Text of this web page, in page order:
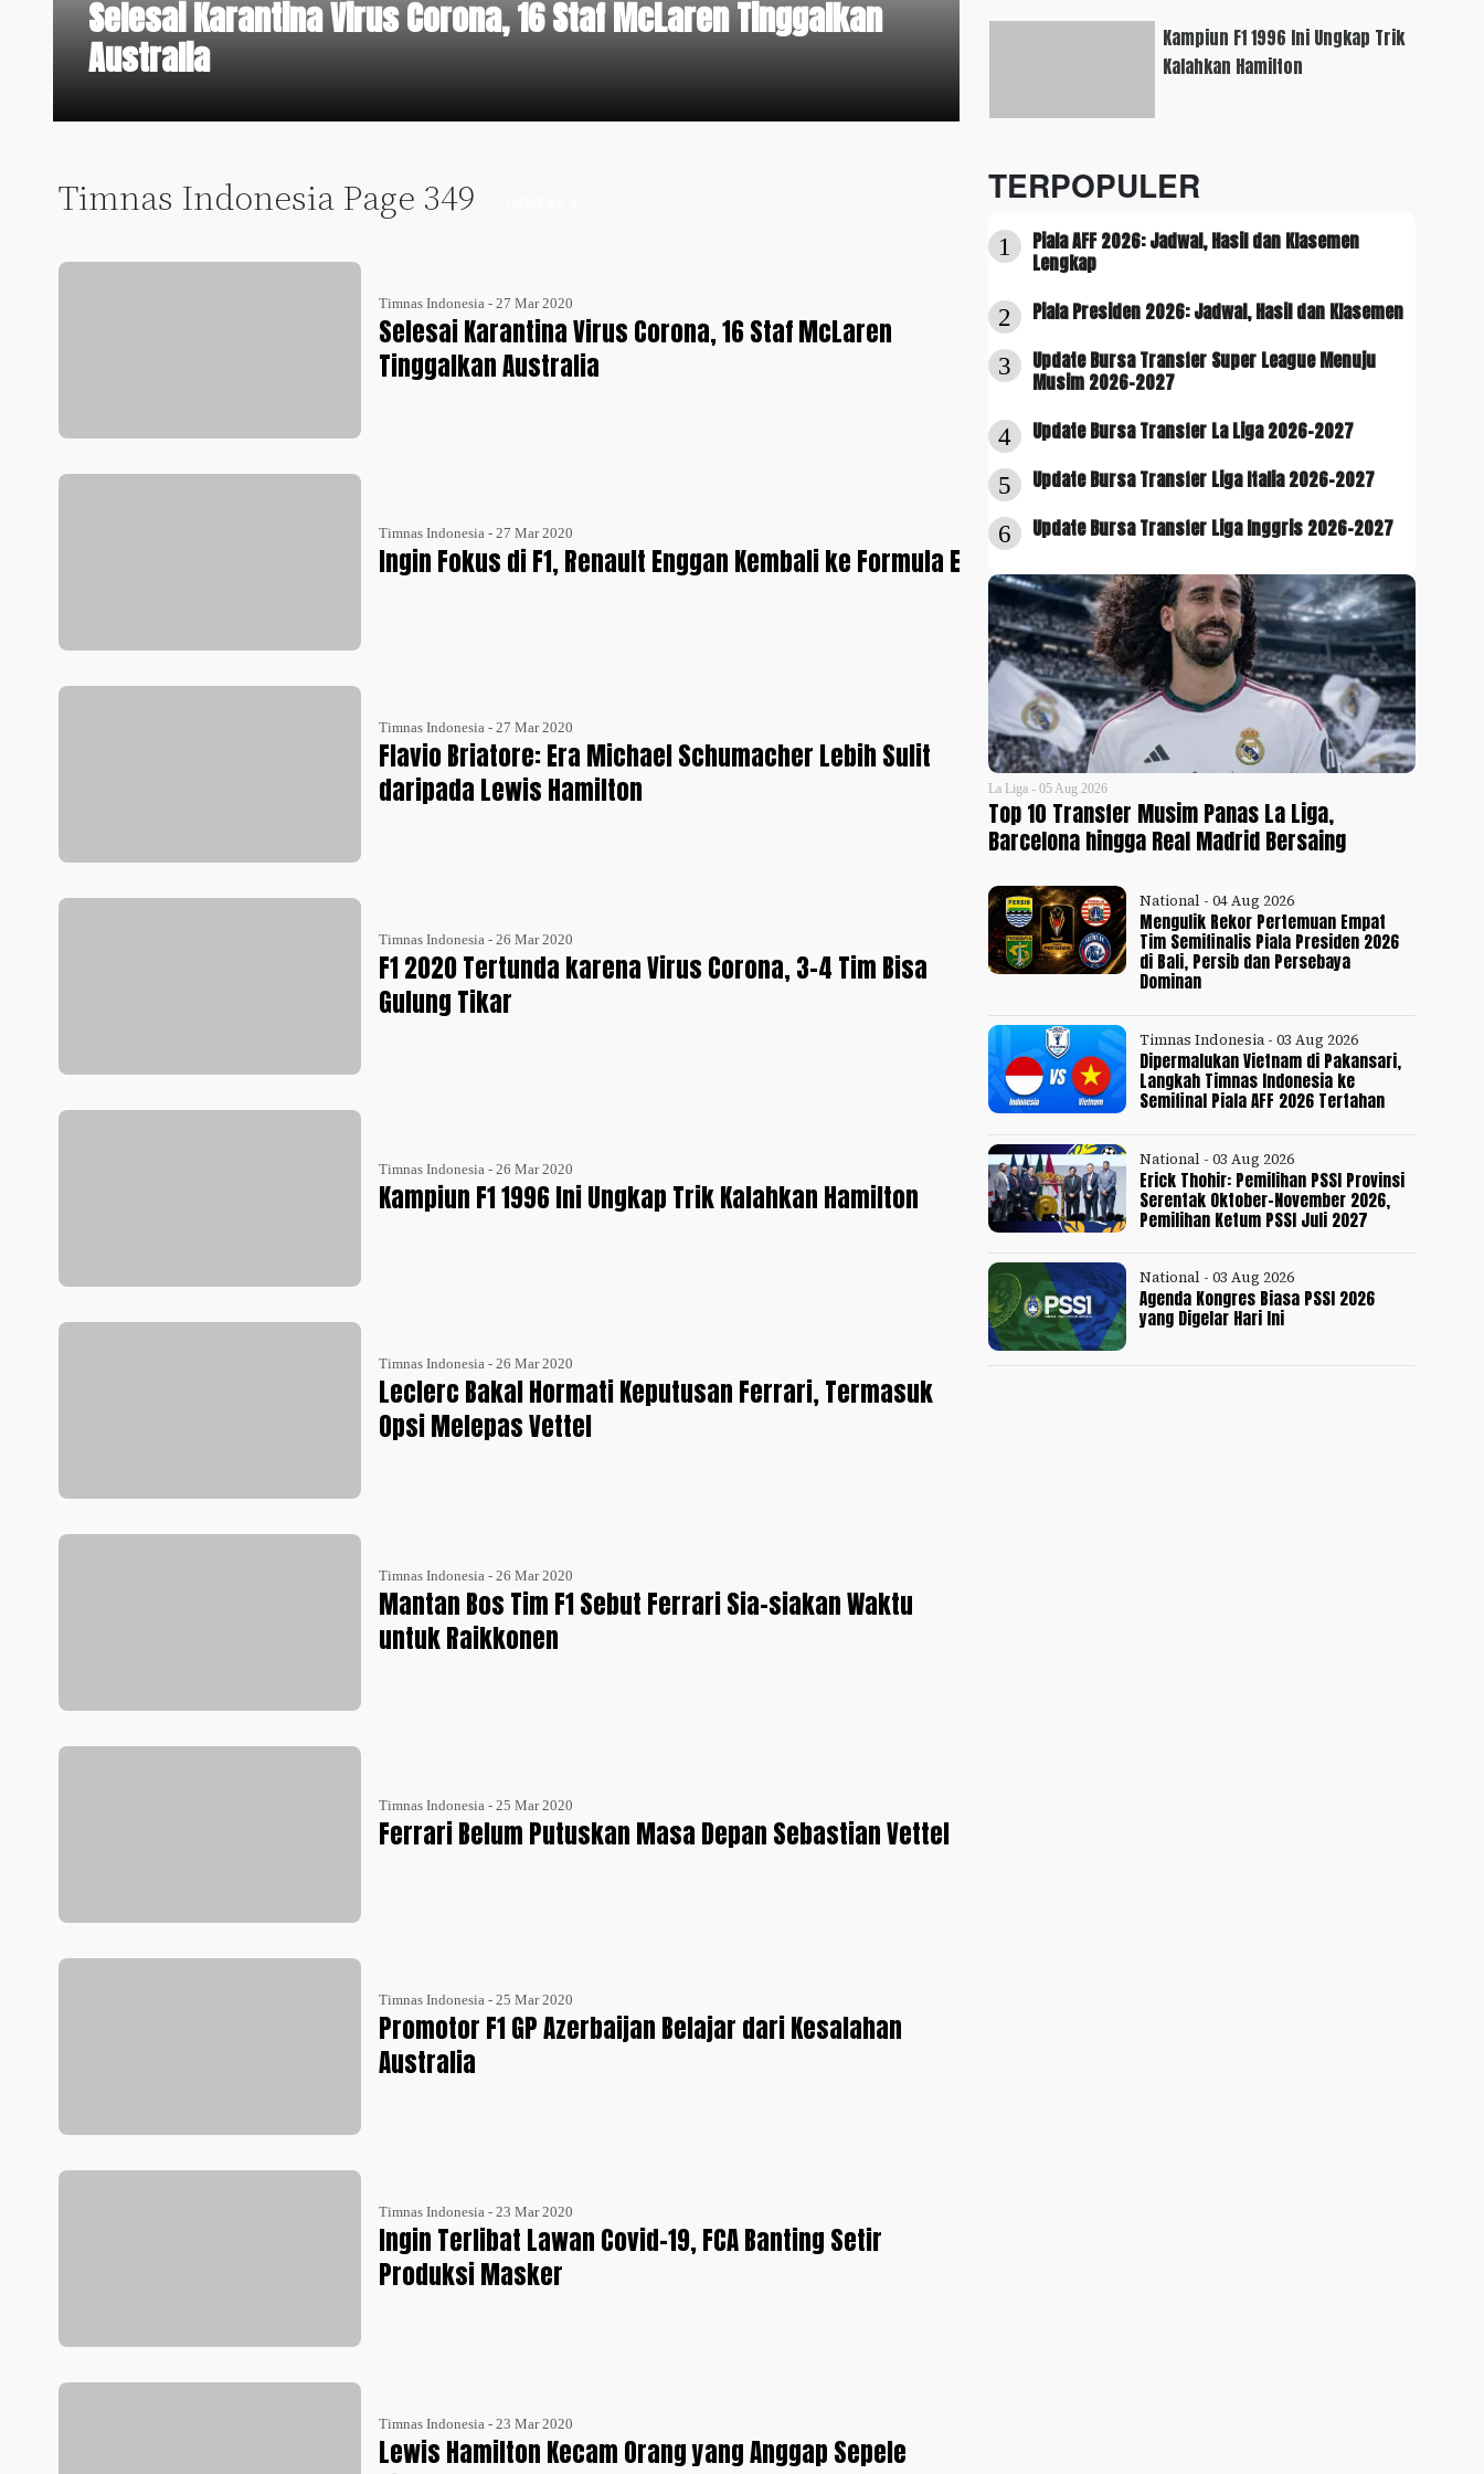
Selesai Karantina Virus Corona, 16 Staf McLaren Tinggalkan
Australia
Kampiun F1 1996 Ini Ungkap Trik
Kalahkan Hamilton
Timnas Indonesia Page 349
Timnas Indonesia - 27 Mar 2020
Selesai Karantina Virus Corona, 16 Staf McLaren
Tinggalkan Australia
Timnas Indonesia - 27 Mar 2020
Ingin Fokus di F1, Renault Enggan Kembali ke Formula E
Timnas Indonesia - 27 Mar 2020
Flavio Briatore: Era Michael Schumacher Lebih Sulit
daripada Lewis Hamilton
Timnas Indonesia - 26 Mar 2020
F1 2020 Tertunda karena Virus Corona, 3-4 Tim Bisa
Gulung Tikar
Timnas Indonesia - 26 Mar 2020
Kampiun F1 1996 Ini Ungkap Trik Kalahkan Hamilton
Timnas Indonesia - 26 Mar 2020
Leclerc Bakal Hormati Keputusan Ferrari, Termasuk
Opsi Melepas Vettel
Timnas Indonesia - 26 Mar 2020
Mantan Bos Tim F1 Sebut Ferrari Sia-siakan Waktu
untuk Raikkonen
Timnas Indonesia - 25 Mar 2020
Ferrari Belum Putuskan Masa Depan Sebastian Vettel
Timnas Indonesia - 25 Mar 2020
Promotor F1 GP Azerbaijan Belajar dari Kesalahan
Australia
Timnas Indonesia - 23 Mar 2020
Ingin Terlibat Lawan Covid-19, FCA Banting Setir
Produksi Masker
Timnas Indonesia - 23 Mar 2020
Lewis Hamilton Kecam Orang yang Anggap Sepele
TERPOPULER
1
Piala AFF 2026: Jadwal, Hasil dan Klasemen
Lengkap
2 Piala Presiden 2026: Jadwal, Hasil dan Klasemen
3
Update Bursa Transfer Super League Menuju
Musim 2026-2027
4 Update Bursa Transfer La Liga 2026-2027
5 Update Bursa Transfer Liga Italia 2026-2027
6 Update Bursa Transfer Liga Inggris 2026-2027
La Liga - 05 Aug 2026
Top 10 Transfer Musim Panas La Liga,
Barcelona hingga Real Madrid Bersaing
National - 04 Aug 2026
Mengulik Rekor Pertemuan Empat
Tim Semifinalis Piala Presiden 2026
di Bali, Persib dan Persebaya
Dominan
Timnas Indonesia - 03 Aug 2026
Dipermalukan Vietnam di Pakansari,
Langkah Timnas Indonesia ke
Semifinal Piala AFF 2026 Tertahan
National - 03 Aug 2026
Erick Thohir: Pemilihan PSSI Provinsi
Serentak Oktober-November 2026,
Pemilihan Ketum PSSI Juli 2027
National - 03 Aug 2026
Agenda Kongres Biasa PSSI 2026
yang Digelar Hari Ini